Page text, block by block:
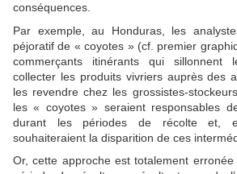
conséquences.
Par exemple, au Honduras, les
péjoratif de « coyotes » (cf. premier
commerçants itinérants qui sillonnent
collecter les produits vivriers auprès des
les revendre chez les grossistes-
les « coyotes » seraient responsables
durant les périodes de récolte et,
souhaiteraient la disparition de ces
Or, cette approche est totalement